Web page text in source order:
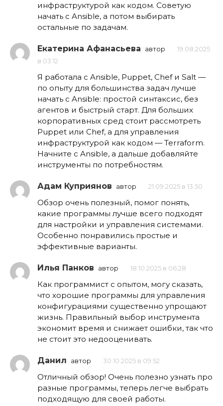
инфраструктурой как кодом. Советую
начать с Ansible, а потом выбирать
остальные по задачам.
Екатерина Афанасьева автор
19.08.2025
в 03:12
Я работала с Ansible, Puppet, Chef и Salt —
по опыту для большинства задач лучше
начать с Ansible: простой синтаксис, без
агентов и быстрый старт. Для больших
корпоративных сред стоит рассмотреть
Puppet или Chef, а для управления
инфраструктурой как кодом — Terraform.
Начните с Ansible, а дальше добавляйте
инструменты по потребностям.
Адам Куприянов автор 21.09.2025 в 13:50
Обзор очень полезный, помог понять,
какие программы лучше всего подходят
для настройки и управления системами.
Особенно понравились простые и
эффективные варианты.
Илья Панков автор 18.10.2025 в 06:28
Как программист с опытом, могу сказать,
что хорошие программы для управления
конфигурациями существенно упрощают
жизнь. Правильный выбор инструмента
экономит время и снижает ошибки, так что
не стоит это недооценивать.
Данил автор 30.10.2025 в 09:52
Отличный обзор! Очень полезно узнать про
разные программы, теперь легче выбрать
подходящую для своей работы.